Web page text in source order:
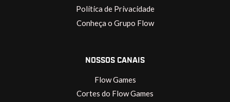
Política de Privacidade
Conheça o Grupo Flow
NOSSOS CANAIS
Flow Games
Cortes do Flow Games